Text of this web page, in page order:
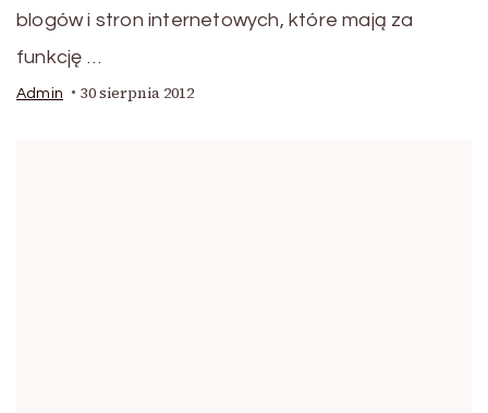
blogów i stron internetowych, które mają za
funkcję …
Admin 30 sierpnia 2012